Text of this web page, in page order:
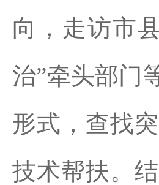
向，走访市
治”牵头部门
形式，查找
技术帮扶。